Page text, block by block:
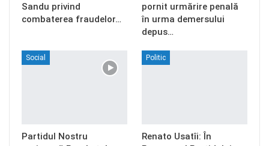
Sandu privind
combaterea fraudelor…
pornit urmărire penală
în urma demersului
depus…
Social
Partidul Nostru
Politic
Renato Usatîi: În